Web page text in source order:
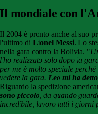
Il mondiale con
Il 2004 è pronto anche al suo
l'ultimo di Lionel Messi. Lo
nella gara contro la Bolivia. "
l'ho realizzato solo dopo la
per me è molto speciale
vedere la gara. Leo mi ha
Riguardo la spedizione
sono piccolo , da quando
incredibile, lavoro tutti i giorni